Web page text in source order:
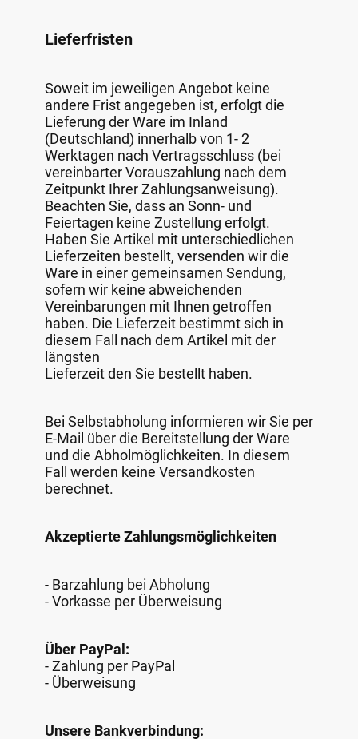
Lieferfristen
Soweit im jeweiligen Angebot keine
andere Frist angegeben ist, erfolgt die
Lieferung der Ware im Inland
(Deutschland) innerhalb von 1- 2
Werktagen nach Vertragsschluss (bei
vereinbarter Vorauszahlung nach dem
Zeitpunkt Ihrer Zahlungsanweisung).
Beachten Sie, dass an Sonn- und
Feiertagen keine Zustellung erfolgt.
Haben Sie Artikel mit unterschiedlichen
Lieferzeiten bestellt, versenden wir die
Ware in einer gemeinsamen Sendung,
sofern wir keine abweichenden
Vereinbarungen mit Ihnen getroffen
haben. Die Lieferzeit bestimmt sich in
diesem Fall nach dem Artikel mit der
längsten
Lieferzeit den Sie bestellt haben.
Bei Selbstabholung informieren wir Sie per
E-Mail über die Bereitstellung der Ware
und die Abholmöglichkeiten. In diesem
Fall werden keine Versandkosten
berechnet.
Akzeptierte Zahlungsmöglichkeiten
- Barzahlung bei Abholung
- Vorkasse per Überweisung
Über PayPal:
- Zahlung per PayPal
- Überweisung
Unsere Bankverbindung: